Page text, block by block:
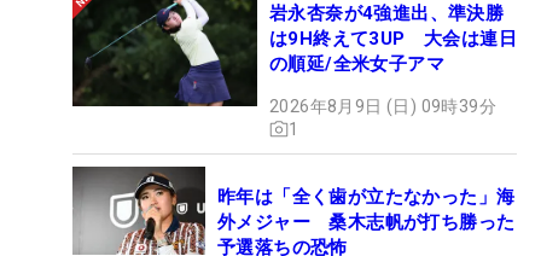
岩永杏奈が4強進出、準決勝
は9H終えて3UP 大会は連日
の順延/全米女子アマ
2026年8月9日 (日) 09時39分
1
昨年は「全く歯が立たなかった」海
外メジャー 桑木志帆が打ち勝った
予選落ちの恐怖